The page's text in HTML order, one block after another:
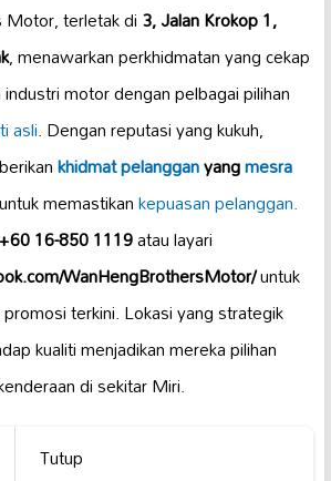
terletak di3, Jalan Krokop 1,
, menawarkan perkhidmatan yang cekap
motor dengan pelbagai pilihan
asli. Dengan reputasi yang kukuh,
khidmat pelangganyangmesra
memastikankepuasan pelanggan.
+60 16-850 1119atau layari
WanHengBrothersMotor/untuk
terkini. Lokasi yang strategik
kualiti menjadikan mereka pilihan
di sekitar Miri.
Tutup